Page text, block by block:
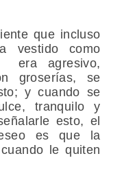
que incluso
vestido como
era agresivo,
groserías, se
y cuando se
tranquilo y
esto, el
es que la
le quiten